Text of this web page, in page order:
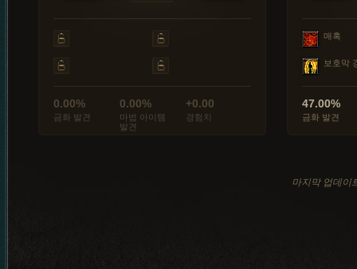
0.00%
금화 발견
0.00%
마법 아이템
발견
+0.00
경험치
매혹
보호막
47.00%
금화 발견
마지막 업데이